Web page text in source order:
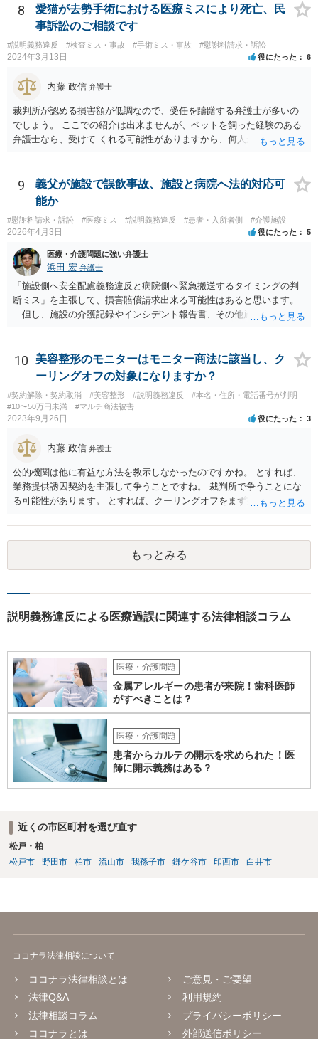
などが考えられます。 頑張ってください。
8
愛猫が去勢手術における医療ミスにより死亡、民
事訴訟のご相談です
#説明義務違反 #検査ミス・事故 #手術ミス・事故 #慰謝料請求・訴訟
2024年3月13日 役にたった 6
内藤 政信 弁護士
裁判所が認める損害額が低調なので、受任を躊躇する弁護士が多いの
でしょう。 ここでの紹介は出来ませんが、ペットを飼った経験のある
弁護士なら、受けて くれる可能性がありますから、何人か問い合わせ
9
義父が施設で誤飲事故、施設と病院へ法的対応可
能か
#慰謝料請求・訴訟 #医療ミス #説明義務違反 #患者・入所者側 #介護施設
2026年4月3日 役にたった 5
医療・介護問題に強い弁護士
浜田 宏 弁護士
「施設側へ安全配慮義務違反と病院側へ緊急搬送するタイミングの判
断ミス」を主張して、損害賠償請求出来る可能性はあると思います。
但し、施設の介護記録やインシデント報告書、その他施設内で作成
れているのであれば消防の記録等を調査してみなければ、裁判で勝て
る可能性があるかどうかまでは判断できません。これはどの介護事
故・医療事故でも同様です。 一度弁護士にご相談の上、まずは調査
事件として依頼された方が良いと思います。
10
美容整形のモニターはモニター商法に該当し、ク
ーリングオフの対象になりますか？
#契約解除・契約取消 #美容整形 #説明義務違反
#本名・住所・電話番号が判明
#10〜50万円未満
#マルチ商法被害
2023年9月26日 役にたった 3
内藤 政信 弁護士
公的機関は他に有益な方法を教示しなかったのですかね。 とすれば、
業務提供誘因契約を主張して争うことですね。 裁判所で争うことにな
る可能性があります。 とすれば、クーリングオフをまず実行すること
もっとみる
説明義務違反による医療過誤に関連する法律相談コラム
医療・介護問題
金属アレルギーの患者が来院！歯科医師
がすべきことは？
医療・介護問題
患者からカルテの開示を求められた！医
師に開示義務はある？
近くの市区町村を選び直す
松戸・柏
松戸市
野田市 柏市 流山市 我孫子市 鎌ケ谷市 印西市 白井市
ココナラ法律相談について
ココナラ法律相談とは
法律Q&A
法律相談コラム
ココナラとは
ご意見・ご要望
利用規約
プライバシーポリシー
外部送信ポリシー